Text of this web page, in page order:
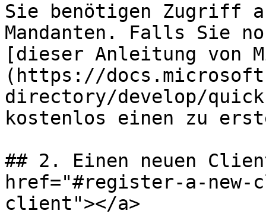
Sie benötigen Zugriff
Mandanten. Falls Sie
[dieser Anleitung von
(https://
directory/develop/
kostenlos einen zu
## 2. Einen neuen
href="#register-a-
client"></a>